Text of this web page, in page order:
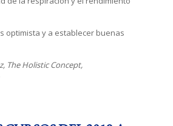
y a establecer buenas
The Holistic Concept,